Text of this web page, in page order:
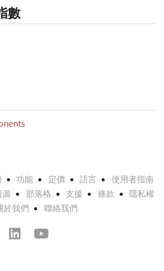
數
功能 定價 語言
使用者指南
源 部落格 支援 條款
隱私權
於我們
聯絡我們